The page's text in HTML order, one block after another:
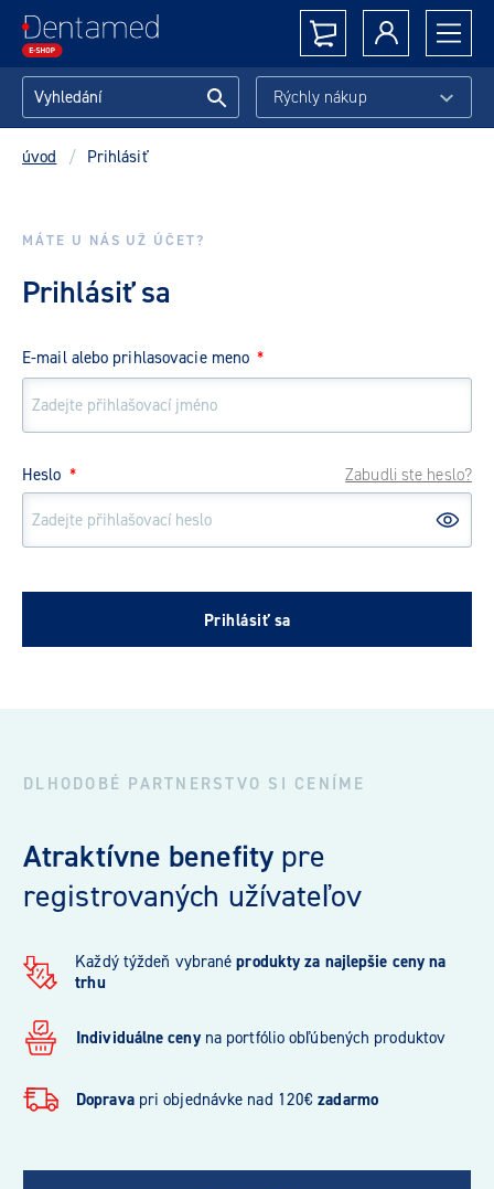
Rýchly nákup
úvod / Prihlásiť
MÁTE U NÁS UŽ ÚČET?
Prihlásiť sa
E-mail alebo prihlasovacie meno *
Heslo * Zabudli ste heslo?
DLHODOBÉ PARTNERSTVO SI CENÍME
Atraktívne benefitypre
registrovaných užívateľov
Každý týždeň vybranéprodukty za najlepšie ceny na
trhu
Individuálne cenyna portfólio obľúbených produktov
Dopravapri objednávke nad 120€zadarmo